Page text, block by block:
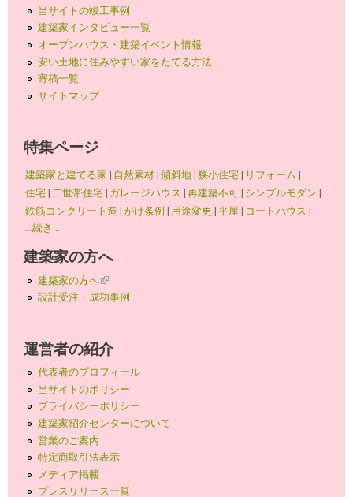
当サイトの竣工事例
建築家インタビュー一覧
オープンハウス・建築イベント情報
安い土地に住みやすい家をたてる方法
寄稿一覧
サイトマップ
特集ページ
建築家と建てる家 | 自然素材|傾斜地|狭小住宅| リフォーム |
住宅|二世帯住宅| ガレージハウス |再建築不可| シンプルモダン |
鉄筋コンクリート造 |がけ条例 | 用途変更 |平屋 | コートハウス |
...続き...
建築家の方へ
建築家の方へ(link is external)
設計受注・成功事例
運営者の紹介
代表者のプロフィール
当サイトのポリシー
プライバシーポリシー
建築家紹介センターについて
営業のご案内
特定商取引法表示
メディア掲載
プレスリリース一覧